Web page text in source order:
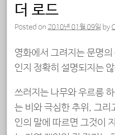
더 로드
Posted on 2010년 01월 09일 by
영화에서 그려지는 문명
인지 정확히 설명되지는
쓰러지는 나무와 우르릉
는 비와 극심한 추위, 그
인의 말에 따르면 그것이